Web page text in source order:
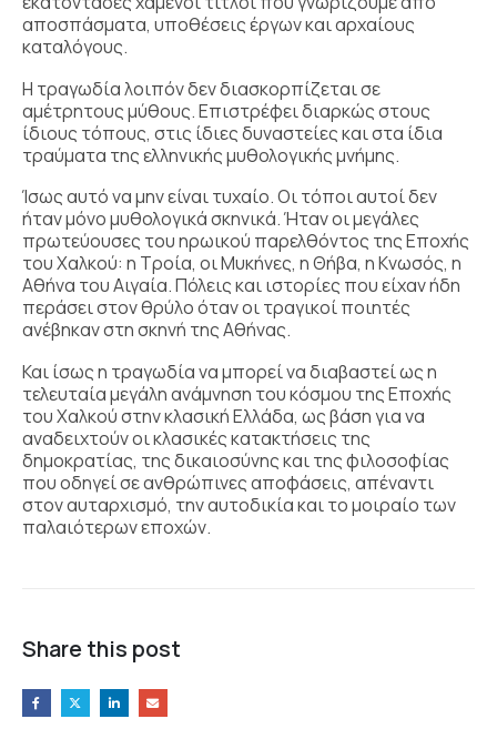
αποσπάσματα, υποθέσεις έργων και αρχαίους
καταλόγους.
Η τραγωδία λοιπόν δεν διασκορπίζεται σε
αμέτρητους μύθους. Επιστρέφει διαρκώς στους
ίδιους τόπους, στις ίδιες δυναστείες και στα ίδια
τραύματα της ελληνικής μυθολογικής μνήμης.
Ίσως αυτό να μην είναι τυχαίο. Οι τόποι αυτοί δεν
ήταν μόνο μυθολογικά σκηνικά. Ήταν οι μεγάλες
πρωτεύουσες του ηρωικού παρελθόντος της Εποχής
του Χαλκού: η Τροία, οι Μυκήνες, η Θήβα, η Κνωσός, η
Αθήνα του Αιγαία. Πόλεις και ιστορίες που είχαν ήδη
περάσει στον θρύλο όταν οι τραγικοί ποιητές
ανέβηκαν στη σκηνή της Αθήνας.
Και ίσως η τραγωδία να μπορεί να διαβαστεί ως η
τελευταία μεγάλη ανάμνηση του κόσμου της Εποχής
του Χαλκού στην κλασική Ελλάδα, ως βάση για να
αναδειχτούν οι κλασικές κατακτήσεις της
δημοκρατίας, της δικαιοσύνης και της φιλοσοφίας
που οδηγεί σε ανθρώπινες αποφάσεις, απέναντι
στον αυταρχισμό, την αυτοδικία και το μοιραίο των
παλαιότερων εποχών.
Share this post